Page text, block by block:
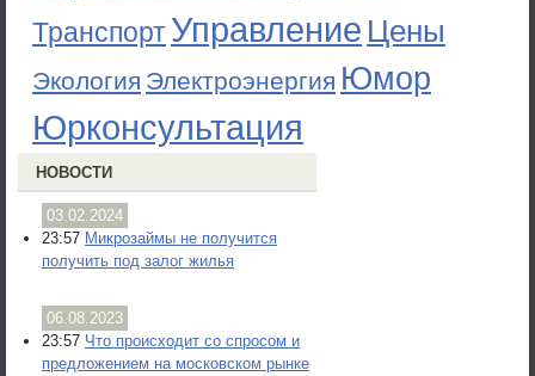
ТранспортУправление Цены
Экология Электроэнергия Юмор
Юрконсультация
НОВОСТИ
03.02.2024
23:57 Микрозаймы не получится
получить под залог жилья
06.08.2023
23:57 Что происходит со спросом и
предложением на московском рынке